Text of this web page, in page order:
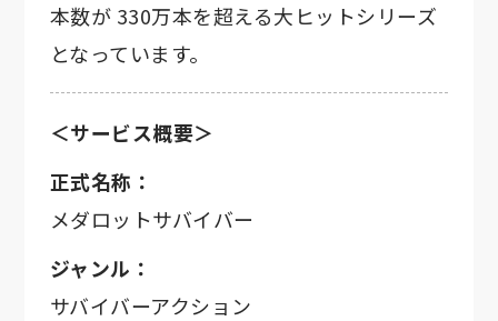
本数が 330万本を超える大ヒットシリーズ
となっています。
＜サービス概要＞
正式名称：
メダロットサバイバー
ジャンル：
サバイバーアクション